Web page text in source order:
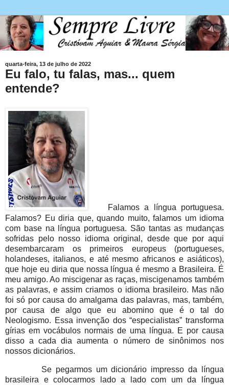
quarta-feira, 13 de julho de 2022
Eu falo, tu falas, mas... quem
entende?
Falamos a língua portuguesa.
Falamos? Eu diria que, quando muito, falamos um idioma
com base na língua portuguesa. São tantas as mudanças
sofridas pelo nosso idioma original, desde que por aqui
desembarcaram os primeiros europeus (portugueses,
holandeses, italianos, e até mesmo africanos e asiáticos),
que hoje eu diria que nossa língua é mesmo a Brasileira. É
meu amigo. Ao miscigenar as raças, miscigenamos também
as palavras, e assim criamos o idioma brasileiro. Mas não
foi só por causa do amalgama das palavras, mas, também,
por causa de algo que eu abomino que é o tal do
Neologismo. Essa invenção dos “especialistas” transforma
gírias em vocábulos normais de uma língua. E por causa
disso a cada dia aumenta o número de sinônimos nos
nossos dicionários.
Se pegarmos um dicionário impresso da língua
brasileira e colocarmos lado a lado com um da língua